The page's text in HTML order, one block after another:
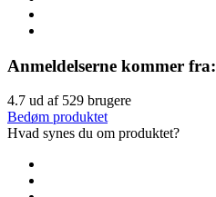
Anmeldelserne kommer fra:
4.7 ud af 529 brugere
Bedøm produktet
Hvad synes du om produktet?